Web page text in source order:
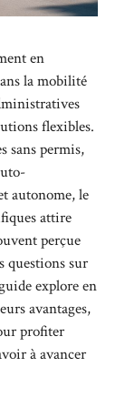
en
la mobilité
flexibles.
sans permis,
autonome, le
attire
perçue
questions sur
explore en
avantages,
profiter
à avancer